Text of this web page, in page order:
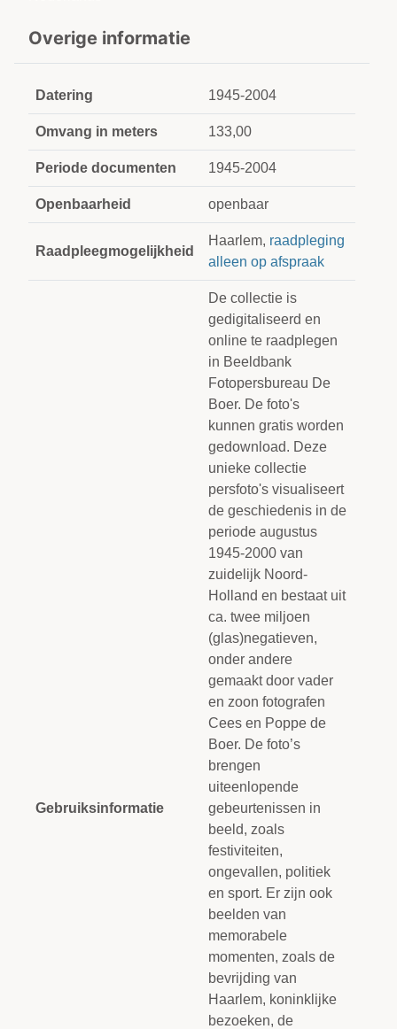
Overige informatie
Datering 1945-2004
Omvang in meters 133,00
Periode documenten 1945-2004
Openbaarheid openbaar
Raadpleegmogelijkheid
Haarlem, raadpleging
alleen op afspraak
Gebruiksinformatie
De collectie is
gedigitaliseerd en
online te raadplegen
in Beeldbank
Fotopersbureau De
Boer. De foto's
kunnen gratis worden
gedownload. Deze
unieke collectie
persfoto's visualiseert
de geschiedenis in de
periode augustus
1945-2000 van
zuidelijk Noord-
Holland en bestaat uit
ca. twee miljoen
(glas)negatieven,
onder andere
gemaakt door vader
en zoon fotografen
Cees en Poppe de
Boer. De foto’s
brengen
uiteenlopende
gebeurtenissen in
beeld, zoals
festiviteiten,
ongevallen, politiek
en sport. Er zijn ook
beelden van
memorabele
momenten, zoals de
bevrijding van
Haarlem, koninklijke
bezoeken, de